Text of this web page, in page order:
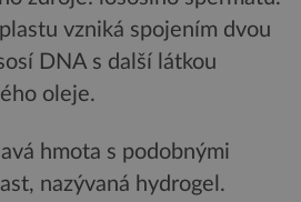
vzniká spojením dvou
DNA s další látkou
oleje.
hmota s podobnými
nazývaná hydrogel.